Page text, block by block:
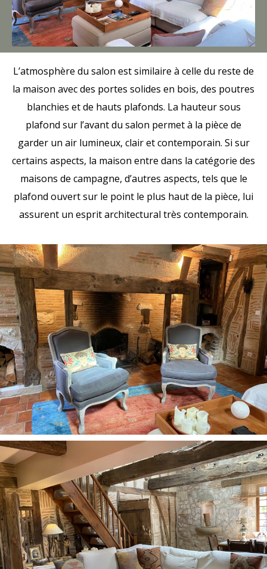
L’atmosphère du salon est similaire à celle du reste de
la maison avec des portes solides en bois, des poutres
blanchies et de hauts plafonds. La hauteur sous
plafond sur l’avant du salon permet à la pièce de
garder un air lumineux, clair et contemporain. Si sur
certains aspects, la maison entre dans la catégorie des
maisons de campagne, d’autres aspects, tels que le
plafond ouvert sur le point le plus haut de la pièce, lui
assurent un esprit architectural très contemporain.